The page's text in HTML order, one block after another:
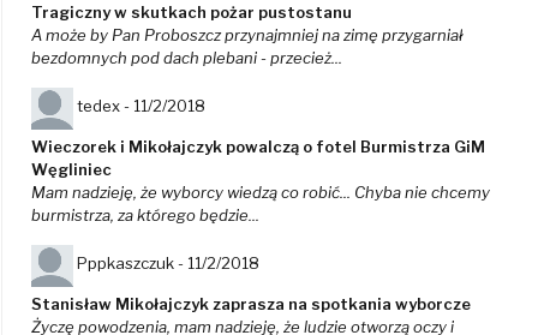
Tragiczny w skutkach pożar pustostanu
A może by Pan Proboszcz przynajmniej na zimę przygarniał
bezdomnych pod dach plebani - przecież...
tedex - 11/2/2018
Wieczorek i Mikołajczyk powalczą o fotel Burmistrza GiM
Węgliniec
Mam nadzieję, że wyborcy wiedzą co robić... Chyba nie chcemy
burmistrza, za którego będzie...
Pppkaszczuk - 11/2/2018
Stanisław Mikołajczyk zaprasza na spotkania wyborcze
Życzę powodzenia, mam nadzieję, że ludzie otworzą oczy i